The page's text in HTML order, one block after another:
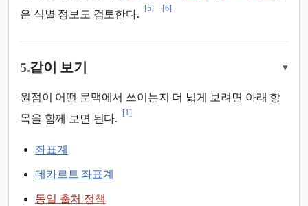
은 식별 정보도 검토한다.
[5] [6]
5.같이 보기 ▾
원점이 어떤 문맥에서 쓰이는지 더 넓게 보려면 아래 항
목을 함께 보면 된다.
[1]
좌표계
데카르트 좌표계
동일 출처 정책